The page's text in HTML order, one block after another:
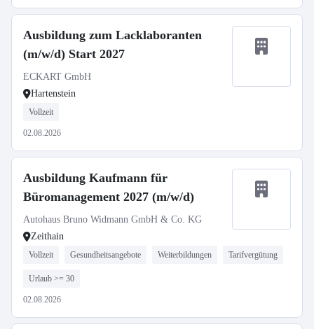
Ausbildung zum Lacklaboranten
(m/w/d) Start 2027
ECKART GmbH
Hartenstein
Vollzeit
02.08.2026
Ausbildung Kaufmann für
Büromanagement 2027 (m/w/d)
Autohaus Bruno Widmann GmbH & Co. KG
Zeithain
Vollzeit Gesundheitsangebote Weiterbildungen Tarifvergütung
Urlaub >= 30
02.08.2026